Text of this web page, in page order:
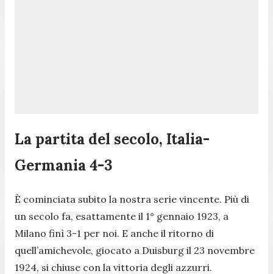
La partita del secolo, Italia-
Germania 4-3
È cominciata subito la nostra serie vincente. Più di
un secolo fa, esattamente il 1° gennaio 1923, a
Milano finì 3-1 per noi. E anche il ritorno di
quell’amichevole, giocato a Duisburg il 23 novembre
1924, si chiuse con la vittoria degli azzurri.